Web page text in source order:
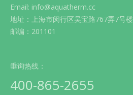
Email: info@aquatherm.cc
地址：上海市闵行区吴宝路767弄7号楼
邮编：201101
垂询热线：
400-865-2655